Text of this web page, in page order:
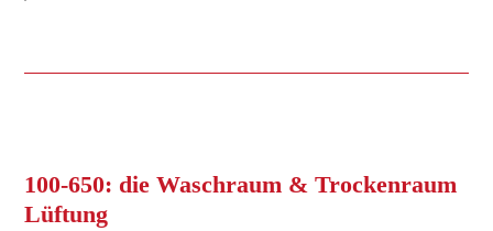
100-650: die Waschraum & Trockenraum
Lüftung